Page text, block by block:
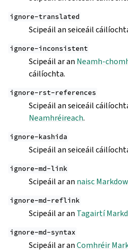
ignore-translated
Scipeáil an seiceáil
ignore-inconsistent
Scipeáil ar an Neamh-
cáilíochta.
ignore-rst-references
Scipeáil an seiceáil
Neamhréireach.
ignore-kashida
Scipeáil an seiceáil
ignore-md-link
Scipeáil ar an naisc
ignore-md-reflink
Scipeáil ar an Tagairtí
ignore-md-syntax
Scipeáil ar anComhréir